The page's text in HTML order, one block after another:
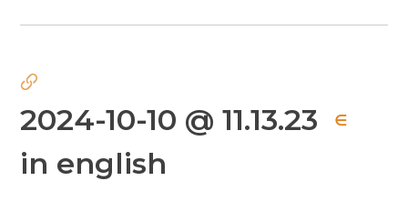
2024-10-10 @ 11.13.23 ∈
in english